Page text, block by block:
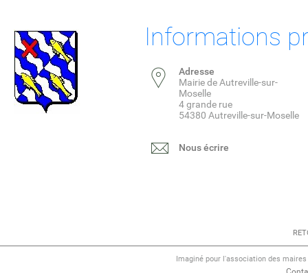
Informations
Adresse
Mairie de Autreville-sur-
Moselle
4 grande rue
54380 Autreville-sur-Moselle
Nous écrire
Imaginé pour l'association des